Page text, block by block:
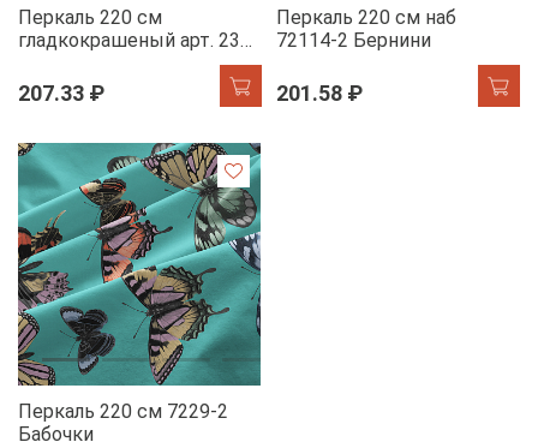
Перкаль 220 см
гладкокрашеный арт. 239
207.33 ₽
Перкаль 220 см наб
72114-2 Бернини
201.58 ₽
Перкаль 220 см 7229-2
Бабочки